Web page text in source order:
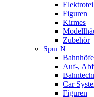
Figuren
Kirmes
Zubehör
Spur N
Bahnhöfe
Auf-,
Car
Figuren